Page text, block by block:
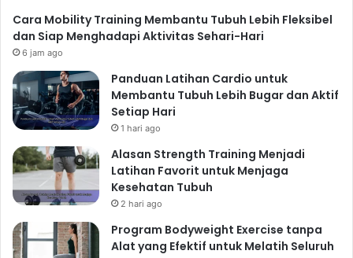
Cara Mobility Training Membantu Tubuh Lebih Fleksibel
dan Siap Menghadapi Aktivitas Sehari-Hari
6 jam ago
Panduan Latihan Cardio untuk
Membantu Tubuh Lebih Bugar dan Aktif
Setiap Hari
1 hari ago
Alasan Strength Training Menjadi
Latihan Favorit untuk Menjaga
Kesehatan Tubuh
2 hari ago
Program Bodyweight Exercise tanpa
Alat yang Efektif untuk Melatih Seluruh